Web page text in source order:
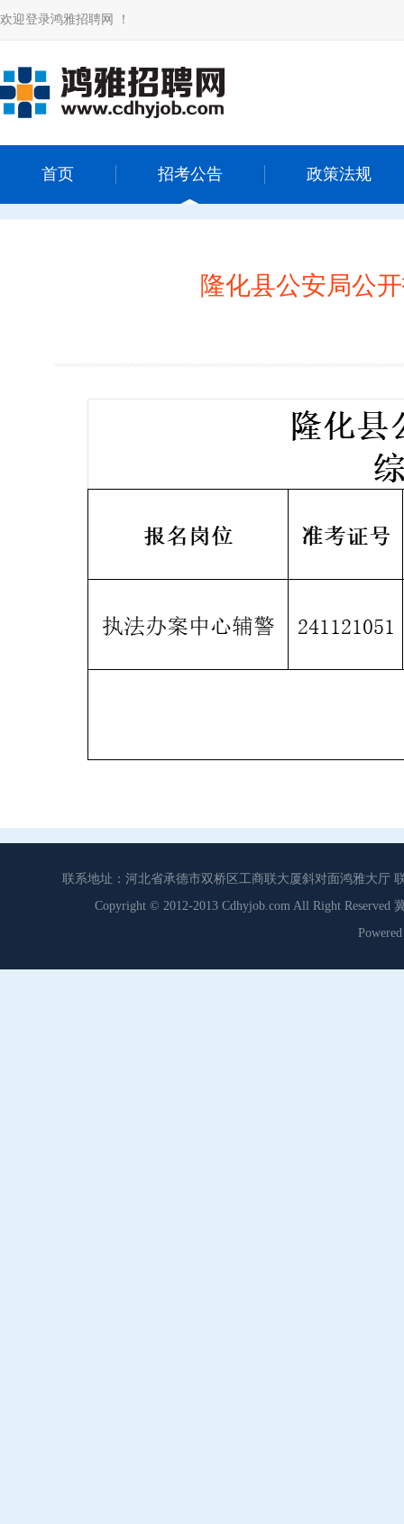
欢迎登录鸿雅招聘网 ！
首页 招考公告 政策法规
隆化县公安局公
联系地址：河北省承德市双桥区工商联大厦斜对面鸿雅大厅
Copyright © 2012-2013 Cdhyjob.com All Right Reserved